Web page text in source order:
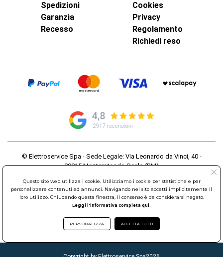
Spedizioni
Garanzia
Recesso
Cookies
Privacy
Regolamento
Richiedi reso
© Elettroservice Spa - Sede Legale: Via Leonardo da Vinci, 40 -
00015 Monterotondo Scalo (RM)
Sociale 1.600.000,00 Euro i.v. Iscritto al Registro delle Imprese di
Roma REA: RM-535144
Sede Operativa: Via Leonardo da Vinci, 40 - 00015 Monterotondo
Questo sito web utilizza i cookie. Utilizziamo i cookie per statistiche e per
personalizzare contenuti ed annunci. Navigando nel sito accetti implicitamente il
loro utilizzo. Chiudendo questa finestra, il consenso è da considerarsi negato.
Leggi l'informativa completa qui.
PERSONALIZZA ACCETTA TUTTI